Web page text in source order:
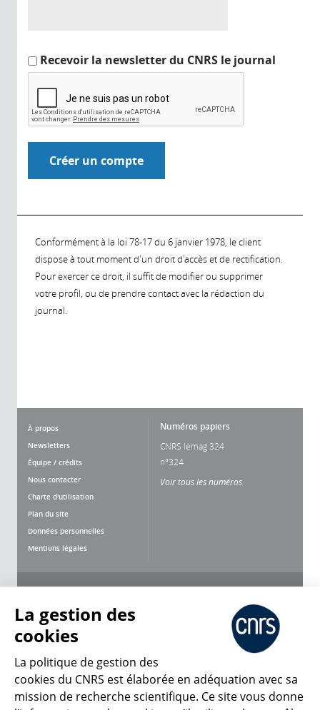
Recevoir la newsletter du CNRS le journal
Conformément à la loi 78-17 du 6 janvier 1978, le client
dispose à tout moment d'un droit d'accès et de rectification.
Pour exercer ce droit, il suffit de modifier ou supprimer
votre profil, ou de prendre contact avec la rédaction du
journal.
À propos
Newsletters
Équipe / crédits
Nous contacter
Charte d'utilisation
Plan du site
Données personnelles
Mentions légales
Numéros papiers
CNRS lemag 324
n°324
Voir tous les numéros
CNRS Le Mag
La gestion des
cookies
La politique de gestion des
cookies du CNRS est élaborée en adéquation avec sa
mission de recherche scientifique. Ce site vous donne